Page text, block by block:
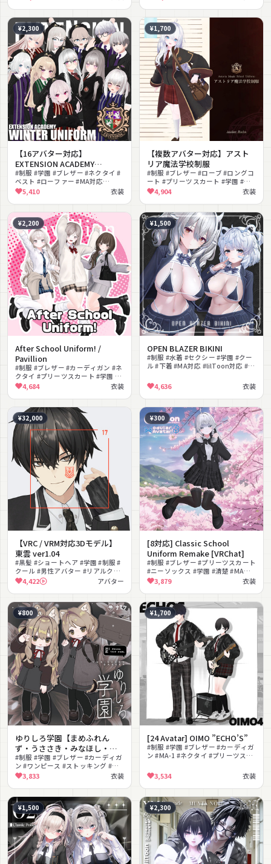
¥2,300
【16アバター対応】
EXTENSION ACADEMY
WINTER UNIFORM
#制服 #学園 #ブレザー #ネクタイ #
ベスト #ローファー #MA対応
#lilToon対応 #上品 #クラシカル
5,410 衣装
¥1,700
【複数アバター対応】アスト
リア魔法学校制服
#制服 #ブレザー #ローブ #ロングコ
ート #プリーツスカート #学園 #フ
ァンタジー #魔法 #ネクタイ #ブラ
ウン
4,904 衣装
¥2,200
After School Uniform! /
Pavillion
#制服 #ブレザー #カーディガン #ネ
クタイ #プリーツスカート #学園 #
学生服 #スクールバッグ #カジュア
ル #MA対応
4,684 衣装
¥1,500
OPEN BLAZER BIKINI
#制服 #水着 #セクシー #学園 #クー
ル #下着 #MA対応 #lilToon対応 #ビ
4,636 衣装
¥32,000
【VRC / VRM対応3Dモデル】
東雲 ver1.04
#黒髪 #ショートヘア #学園 #制服 #
クール #男性アバター #リアルクロ
ーズ #おしゃれ #VRChat #アバター
4,422 アバター
¥300
[8対応] Classic School
Uniform Remake [VRChat]
#制服 #ブレザー #プリーツスカート
#ニーソックス #学園 #清楚 #MA対
応 #lilToon対応 #VRChat #かわい
3,879 衣装
¥800
ゆりしろ学園【まめふれん
ず・うささき・みなほし・が
ぶ対応服】
#制服 #学園 #ブレザー #カーディガ
ン #ワンピース #ストッキング #MA
対応 #通学 #リボン #ローファー
3,833 衣装
¥1,700
[24 Avatar] OIMO ”ECHO’S”
#制服 #学園 #ブレザー #カーディガ
ン #MA-1 #ネクタイ #プリーツスカ
ター3,534 衣装
¥1,500 ¥2,300